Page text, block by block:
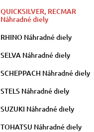
QUICKSILVER, RECMAR
Náhradné diely
RHINO Náhradné diely
SELVA Náhradné diely
SCHEPPACH Náhradné diely
STELS Náhradné diely
SUZUKI Náhradné diely
TOHATSU Náhradné diely